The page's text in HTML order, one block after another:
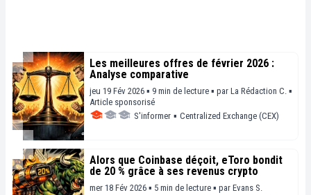
Les meilleures offres de février 2026 :
Analyse comparative
jeu 19 Fév 2026 ▪ 9 min de lecture ▪ par La Rédaction C. ▪
Article sponsorisé
S'informer ▪ Centralized Exchange (CEX)
Alors que Coinbase déçoit, eToro bondit
de 20 % grâce à ses revenus crypto
mer 18 Fév 2026 ▪ 5 min de lecture ▪ par Evans S.